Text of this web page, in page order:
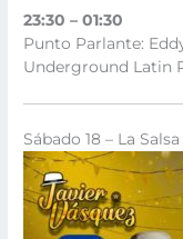
23:30 – 01:30
Punto Parlante:
Underground Latin
Sábado 18 – La